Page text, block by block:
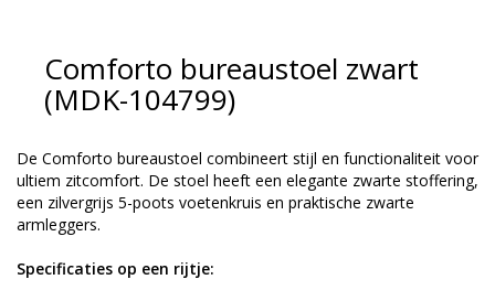
Comforto bureaustoel zwart
(MDK-104799)
De Comforto bureaustoel combineert stijl en functionaliteit voor
ultiem zitcomfort. De stoel heeft een elegante zwarte stoffering,
een zilvergrijs 5-poots voetenkruis en praktische zwarte
armleggers.
Specificaties op een rijtje: